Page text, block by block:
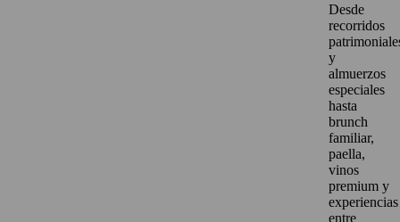
Desde
recorridos
y
almuerzos
especiales
hasta
brunch
familiar,
paella,
vinos
premium y
experiencias
entre